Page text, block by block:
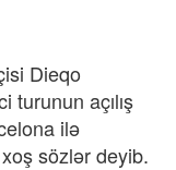
Dieqo
turunun açılış
ilə
sözlər deyib.